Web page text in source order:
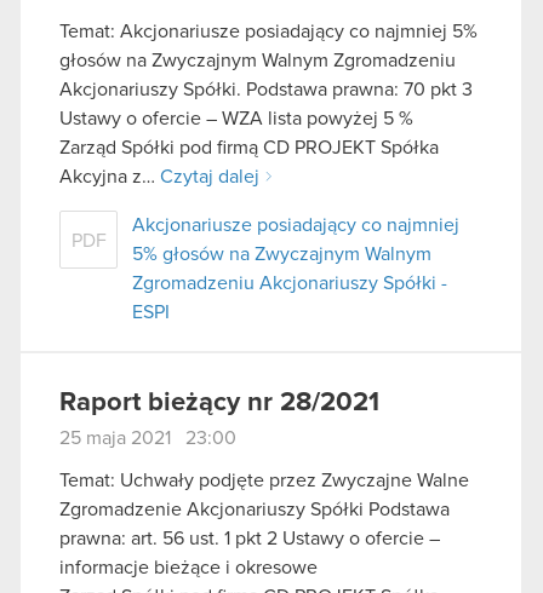
Temat: Akcjonariusze posiadający co najmniej 5%
głosów na Zwyczajnym Walnym Zgromadzeniu
Akcjonariuszy Spółki. Podstawa prawna: 70 pkt 3
Ustawy o ofercie – WZA lista powyżej 5 %
Zarząd Spółki pod firmą CD PROJEKT Spółka
Akcyjna z… Czytaj dalej
PDF
Akcjonariusze posiadający co najmniej
5% głosów na Zwyczajnym Walnym
Zgromadzeniu Akcjonariuszy Spółki -
ESPI
Raport bieżący nr 28/2021
25 maja 2021 23:00
Temat: Uchwały podjęte przez Zwyczajne Walne
Zgromadzenie Akcjonariuszy Spółki Podstawa
prawna: art. 56 ust. 1 pkt 2 Ustawy o ofercie –
informacje bieżące i okresowe